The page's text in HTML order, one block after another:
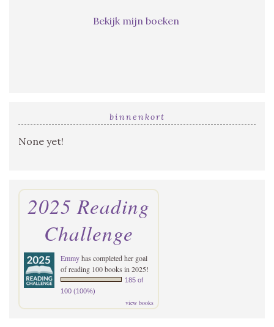
Bekijk mijn boeken
binnenkort
None yet!
2025 Reading
Challenge
Emmyhas completed her goal
of reading 100 books in 2025!
185 of
100 (100%)
view books